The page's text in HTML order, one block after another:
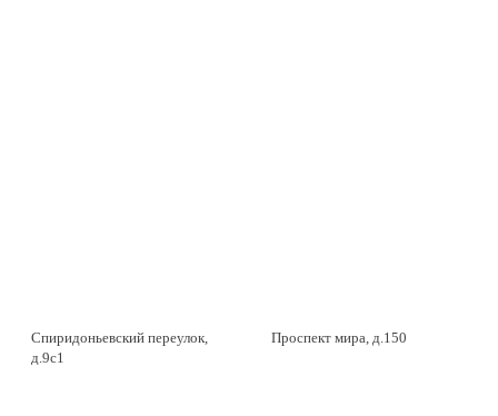
Спиридоньевский переулок,
д.9с1
Проспект мира, д.150